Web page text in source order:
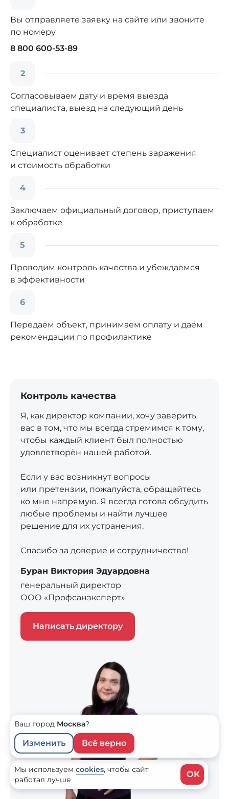
Вы отправляете заявку на сайте или звоните
по номеру
8 800 600-53-89
2
Согласовываем дату и время выезда
специалиста, выезд на следующий день
3
Специалист оценивает степень заражения
и стоимость обработки
4
Заключаем официальный договор, приступаем
к обработке
5
Проводим контроль качества и убеждаемся
в эффективности
6
Передаём объект, принимаем оплату и даём
рекомендации по профилактике
Контроль качества
Я, как директор компании, хочу заверить
вас в том, что мы всегда стремимся к тому,
чтобы каждый клиент был полностью
удовлетворён нашей работой.
Если у вас возникнут вопросы
или претензии, пожалуйста, обращайтесь
ко мне напрямую. Я всегда готова обсудить
любые проблемы и найти лучшее
решение для их устранения.
Спасибо за доверие и сотрудничество!
Буран Виктория Эдуардовна
генеральный директор
ООО «Профсанэксперт»
Написать директору
Мы используем cookies, чтобы сайт
работал лучше
ОК
Ваш город Москва?
Изменить Всё верно